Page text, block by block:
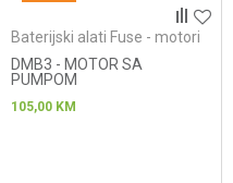
Baterijski alati Fuse - motori
DMB3 - MOTOR SA
PUMPOM
105,00 KM